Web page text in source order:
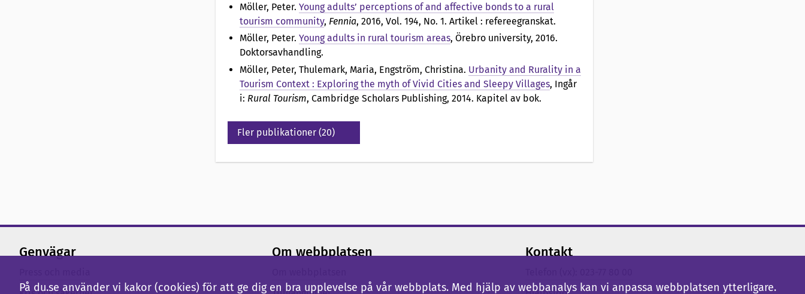
o
Möller, Peter. Young adults’ perceptions of and affective bonds to a rural
tourism community, Fennia, 2016, Vol. 194, No. 1. Artikel : refereegranskat.
Möller, Peter. Young adults in rural tourism areas, Örebro university, 2016.
Doktorsavhandling.
Möller, Peter, Thulemark, Maria, Engström, Christina. Urbanity and Rurality in a
Tourism Context : Exploring the myth of Vivid Cities and Sleepy Villages, Ingår
i: Rural Tourism, Cambridge Scholars Publishing, 2014. Kapitel av bok.
Fler publikationer (20)
Genvägar Om webbplatsen Kontakt
På du.se använder vi kakor (cookies) för att ge dig en bra upplevelse på vår webbplats. Med hjälp av webbanalys kan vi anpassa webbplatsen ytterligare.